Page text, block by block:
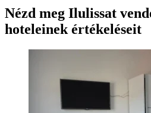
Nézd meg Ilulissat
hoteleinek értékeléseit